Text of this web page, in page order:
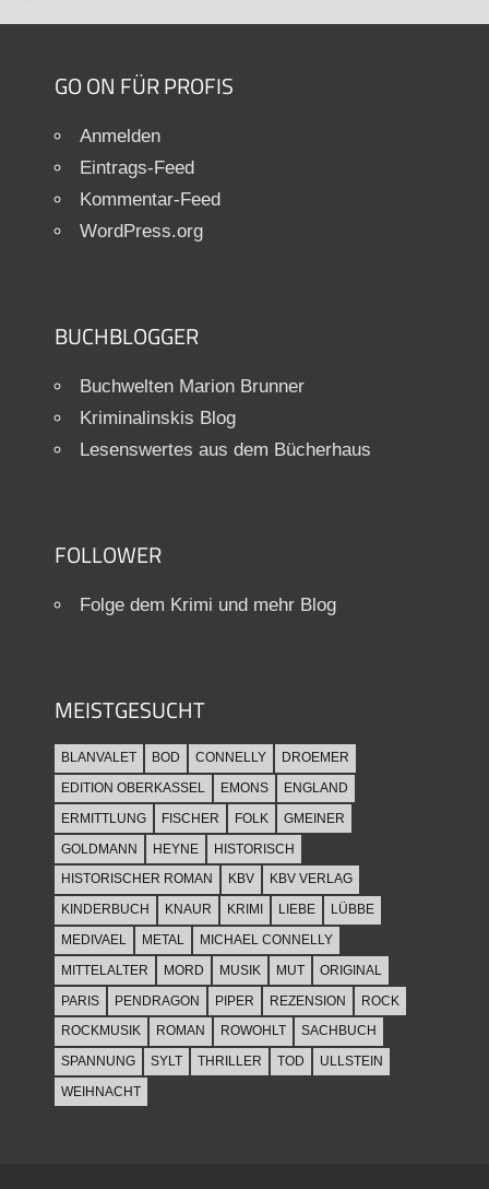
GO ON FÜR PROFIS
Anmelden
Eintrags-Feed
Kommentar-Feed
WordPress.org
BUCHBLOGGER
Buchwelten Marion Brunner
Kriminalinskis Blog
Lesenswertes aus dem Bücherhaus
FOLLOWER
Folge dem Krimi und mehr Blog
MEISTGESUCHT
BLANVALET BOD CONNELLY
DROEMER
EDITION OBERKASSEL
EMONS
ENGLAND
ERMITTLUNG
FISCHER FOLK
GMEINER
GOLDMANN
HEYNE
HISTORISCH
HISTORISCHER ROMAN
KBV
KBV VERLAG
KINDERBUCH
KNAUR KRIMI LIEBE
LÜBBE
MEDIVAEL
METAL
MICHAEL CONNELLY
MITTELALTER
MORD MUSIK MUT
ORIGINAL
PARIS
PENDRAGON PIPER REZENSION
ROCK
ROCKMUSIK
ROMAN ROWOHLT
SACHBUCH
SPANNUNG
SYLT THRILLER TOD
ULLSTEIN
WEIHNACHT